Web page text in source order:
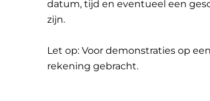
datum, tijd en eventueel een
zijn.
Let op: Voor demonstraties op
rekening gebracht.